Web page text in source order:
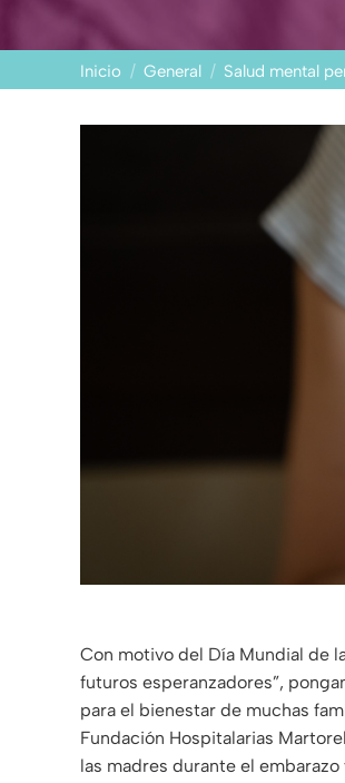
Estás aquí:
Inicio General Salud mental
Con motivo del Día Mundial de
futuros esperanzadores”,
para el bienestar de muchas
Fundación Hospitalarias
las madres durante el